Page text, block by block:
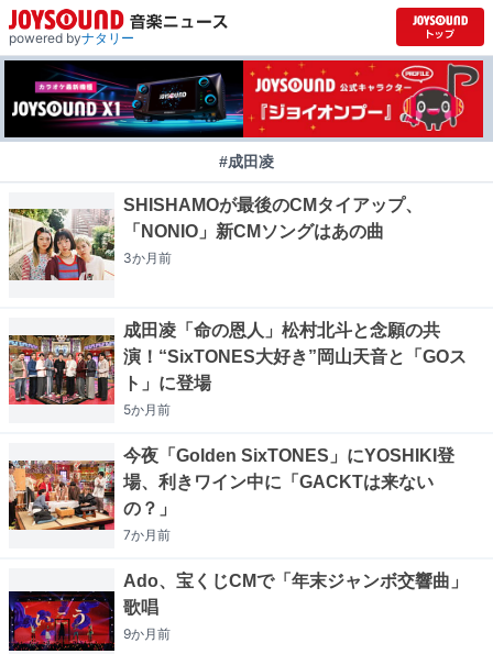
powered byナタリー
#成田凌
SHISHAMOが最後のCMタイアップ、
「NONIO」新CMソングはあの曲
3か月前
成田凌「命の恩人」松村北斗と念願の共
演！“SixTONES大好き”岡山天音と「GOス
ト」に登場
5か月前
今夜「Golden SixTONES」にYOSHIKI登
場、利きワイン中に「GACKTは来ない
の？」
7か月前
Ado、宝くじCMで「年末ジャンボ交響曲」
歌唱
9か月前